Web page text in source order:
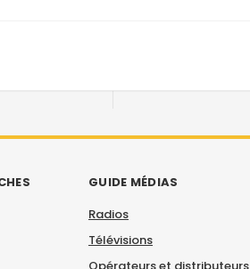
GUIDE MÉDIAS
Radios
Télévisions